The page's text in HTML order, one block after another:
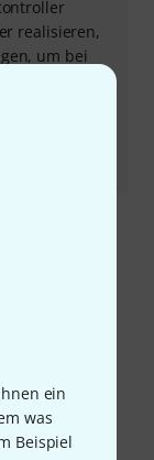
ein
was
Beispiel
realisieren,
um bei
kann